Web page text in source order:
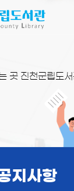
곳 진천군립도서
지사항